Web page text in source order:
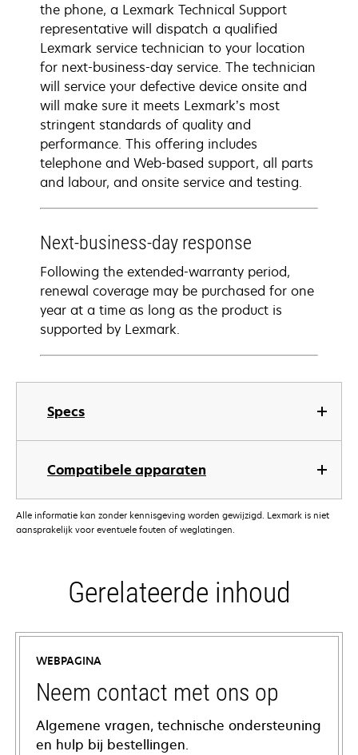
Specs
Compatibele apparaten
the phone, a Lexmark Technical Support
representative will dispatch a qualified
Lexmark service technician to your location
for next-business-day service. The technician
will service your defective device onsite and
will make sure it meets Lexmark’s most
stringent standards of quality and
performance. This offering includes
telephone and Web-based support, all parts
and labour, and onsite service and testing.
Next-business-day response
Following the extended-warranty period,
renewal coverage may be purchased for one
year at a time as long as the product is
supported by Lexmark.
Alle informatie kan zonder kennisgeving worden gewijzigd. Lexmark is niet
aansprakelijk voor eventuele fouten of weglatingen.
Gerelateerde inhoud
WEBPAGINA
Neem contact met ons op
Algemene vragen, technische ondersteuning
en hulp bij bestellingen.